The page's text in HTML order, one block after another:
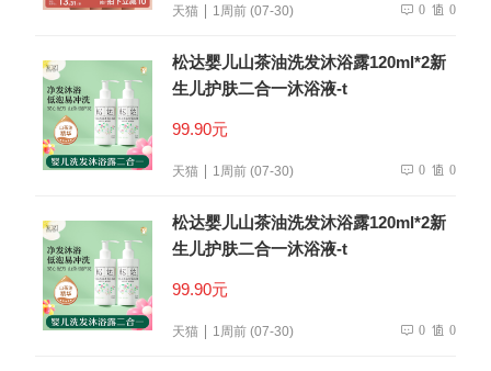
天猫 1周前 (07-30) 0 0
松达婴儿山茶油洗发沐浴露120ml*2新
生儿护肤二合一沐浴液-t
99.90元
天猫 1周前 (07-30) 0 0
松达婴儿山茶油洗发沐浴露120ml*2新
生儿护肤二合一沐浴液-t
99.90元
天猫 1周前 (07-30) 0 0